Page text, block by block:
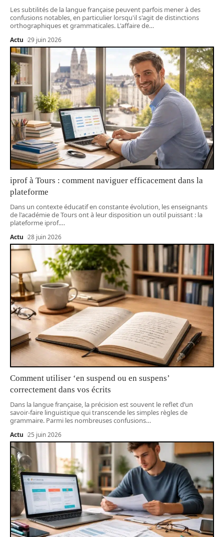
Les subtilités de la langue française peuvent parfois mener à des
confusions notables, en particulier lorsqu'il s'agit de distinctions
orthographiques et grammaticales. L'affaire de…
Actu 29 juin 2026
iprof à Tours : comment naviguer efficacement dans la
plateforme
Dans un contexte éducatif en constante évolution, les enseignants
de l'académie de Tours ont à leur disposition un outil puissant : la
plateforme iprof.…
Actu 28 juin 2026
Comment utiliser ‘en suspend ou en suspens’
correctement dans vos écrits
Dans la langue française, la précision est souvent le reflet d’un
savoir-faire linguistique qui transcende les simples règles de
grammaire. Parmi les nombreuses confusions…
Actu 25 juin 2026